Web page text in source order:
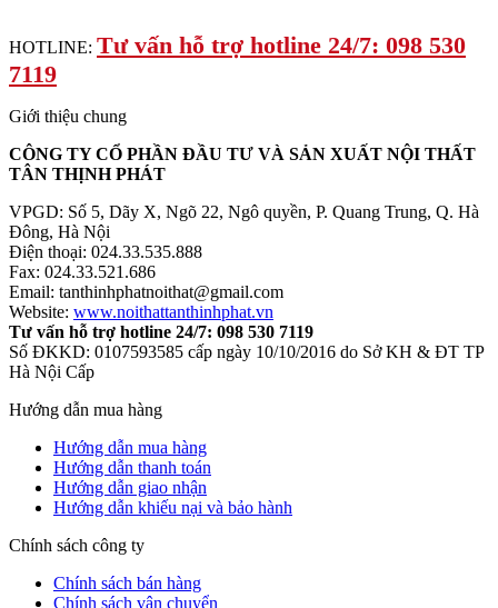
HOTLINE: Tư vấn hỗ trợ hotline 24/7: 098 530
7119
Giới thiệu chung
CÔNG TY CỔ PHẦN ĐẦU TƯ VÀ SẢN XUẤT NỘI THẤT
TÂN THỊNH PHÁT
VPGD: Số 5, Dãy X, Ngõ 22, Ngô quyền, P. Quang Trung, Q. Hà
Đông, Hà Nội
Điện thoại: 024.33.535.888
Fax: 024.33.521.686
Email: tanthinhphatnoithat@gmail.com
Website: www.noithattanthinhphat.vn
Tư vấn hỗ trợ hotline 24/7: 098 530 7119
Số ĐKKD: 0107593585 cấp ngày 10/10/2016 do Sở KH & ĐT TP
Hà Nội Cấp
Hướng dẫn mua hàng
Hướng dẫn mua hàng
Hướng dẫn thanh toán
Hướng dẫn giao nhận
Hướng dẫn khiếu nại và bảo hành
Chính sách công ty
Chính sách bán hàng
Chính sách vận chuyển